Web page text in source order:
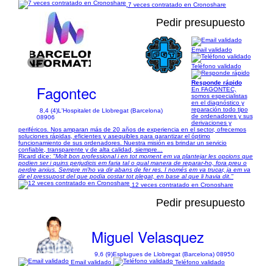
7 veces contratado en Cronoshare
1/1
Pedir presupuesto
Fagontec
8,4 (4)L'Hospitalet de Llobregat (Barcelona)
08906
Email validado
Teléfono validado
Responde rápido
En FAGONTEC,
somos especialistas
en el diagnóstico y
reparación todo tipo
de ordenadores y sus
derivaciones y
periféricos. Nos amparan más de 20 años de experiencia en el sector, ofrecemos
soluciones rápidas, eficientes y asequibles para garantizar el óptimo
funcionamiento de sus ordenadores. Nuestra misión es brindar un servicio
confiable, transparente y de alta calidad, siempre...
Ricard dice: "Molt bon professional i en tot moment em va plantejar les opcions que
podien ser i quins perjudicis em faria tal o qual manera de reparar-ho, fora preu o
perdre arxius. Sempre m'ho va dir abans de fer res. I només em va trucar, ja em va
dir el pressupost del que podia costar tot plegat, en base al que li havia dit."
12 veces contratado en Cronoshare
Pedir presupuesto
Miguel Velasquez
9,6 (9)Esplugues de Llobregat (Barcelona) 08950
Email validado
Teléfono validado